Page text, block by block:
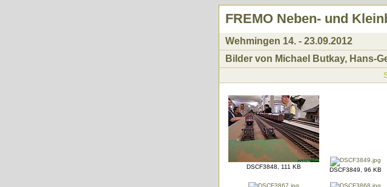
FREMO Neben- und
Wehmingen 14. - 23.09.2012
Bilder von Michael Butkay, Hans-
DSCF3848, 111 KB DSCF3849, 96 KB